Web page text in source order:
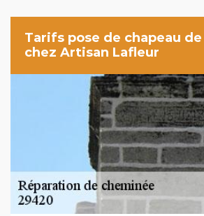
Tarifs pose de chapeau
chez Artisan Lafleur